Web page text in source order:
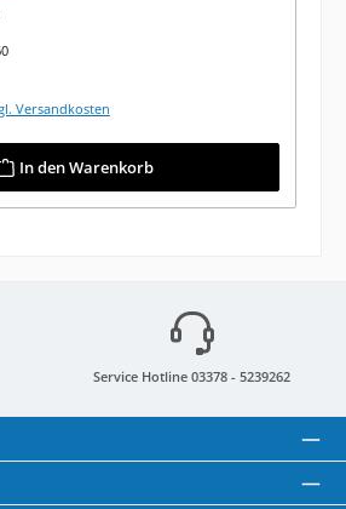
Versandkosten
In den Warenkorb
Service Hotline 03378 - 5239262